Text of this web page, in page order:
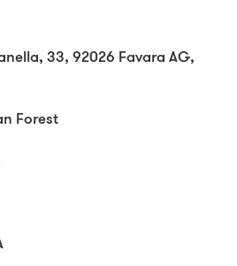
33, 92026 Favara AG,
Forest